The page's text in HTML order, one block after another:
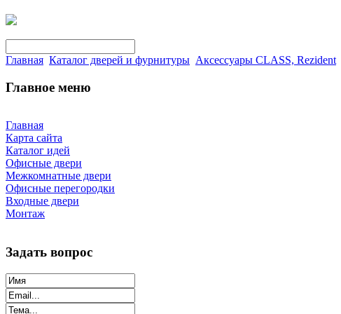
Главная Каталог дверей и фурнитуры Аксессуары CLASS, Rezident
Главное меню
Главная
Карта сайта
Каталог идей
Офисные двери
Межкомнатные двери
Офисные перегородки
Входные двери
Монтаж
Задать вопрос